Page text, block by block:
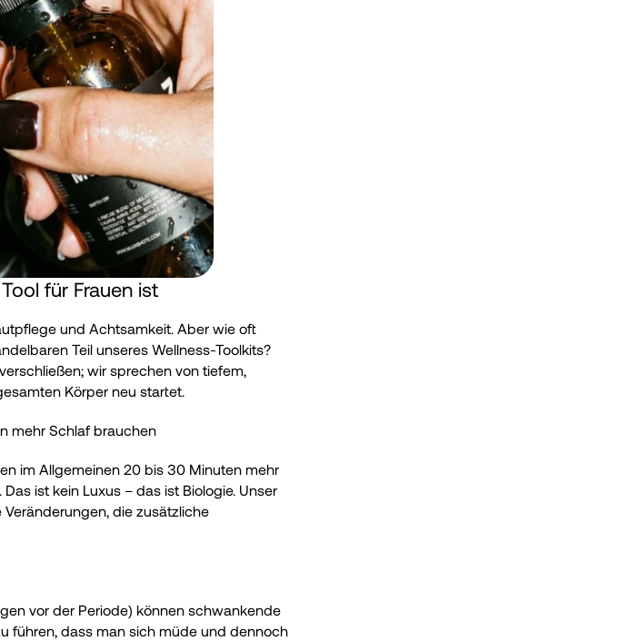
für Frauen ist
und Achtsamkeit. Aber wie oft
Teil unseres Wellness-Toolkits?
wir sprechen von tiefem,
Körper neu startet.
mehr Schlaf brauchen
im Allgemeinen 20 bis 30 Minuten mehr
ist kein Luxus – das ist Biologie. Unser
die zusätzliche
vor der Periode) können schwankende
führen, dass man sich müde und dennoch